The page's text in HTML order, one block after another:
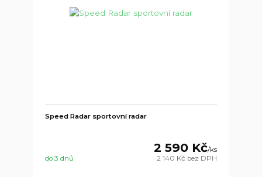
Speed Radar sportovní radar
2 590 Kč/ks
2 140 Kč bez DPH
do 3 dnů